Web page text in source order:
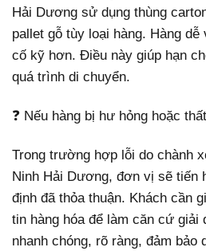
Hải Dương sử dụng thùng
pallet gỗ tùy loại hàng. Hàng
cố kỹ hơn. Điều này giúp hạn
quá trình di chuyển.
❓ Nếu hàng bị hư hỏng hoặc
Trong trường hợp lỗi do chành
Ninh Hải Dương, đơn vị sẽ tiến
định đã thỏa thuận. Khách cần
tin hàng hóa để làm căn cứ
nhanh chóng, rõ ràng, đảm bảo